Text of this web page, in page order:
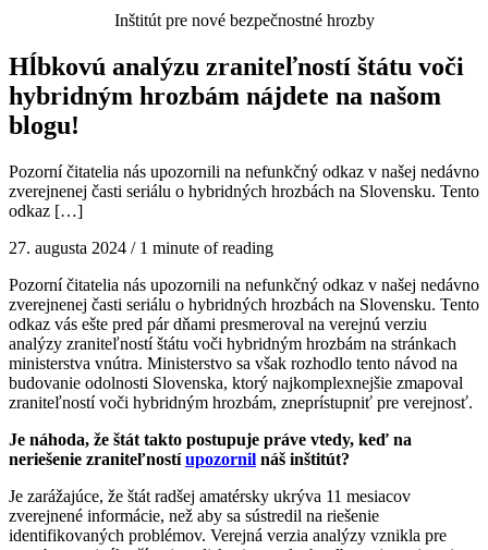
Inštitút pre nové bezpečnostné hrozby
Hĺbkovú analýzu zraniteľností štátu voči
hybridným hrozbám nájdete na našom
blogu!
Pozorní čitatelia nás upozornili na nefunkčný odkaz v našej nedávno
zverejnenej časti seriálu o hybridných hrozbách na Slovensku. Tento
odkaz […]
27. augusta 2024 / 1 minute of reading
Pozorní čitatelia nás upozornili na nefunkčný odkaz v našej nedávno
zverejnenej časti seriálu o hybridných hrozbách na Slovensku. Tento
odkaz vás ešte pred pár dňami presmeroval na verejnú verziu
analýzy zraniteľností štátu voči hybridným hrozbám na stránkach
ministerstva vnútra. Ministerstvo sa však rozhodlo tento návod na
budovanie odolnosti Slovenska, ktorý najkomplexnejšie zmapoval
zraniteľností voči hybridným hrozbám, zneprístupniť pre verejnosť.
Je náhoda, že štát takto postupuje práve vtedy, keď na
neriešenie zraniteľnostíupozornil náš inštitút?
Je zarážajúce, že štát radšej amatérsky ukrýva 11 mesiacov
zverejnené informácie, než aby sa sústredil na riešenie
identifikovaných problémov. Verejná verzia analýzy vznikla pre